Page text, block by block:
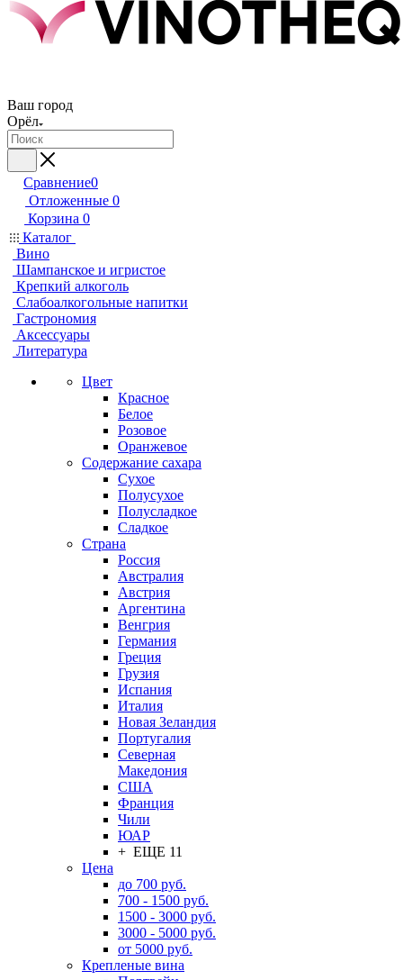
Ваш город
Орёл
Сравнение0
Отложенные 0
Корзина 0
Каталог
Вино
Шампанское и игристое
Крепкий алкоголь
Слабоалкогольные напитки
Гастрономия
Аксессуары
Литература
Цвет
Красное
Белое
Розовое
Оранжевое
Содержание сахара
Сухое
Полусухое
Полусладкое
Сладкое
Страна
Россия
Австралия
Австрия
Аргентина
Венгрия
Германия
Греция
Грузия
Испания
Италия
Новая Зеландия
Португалия
Северная
Македония
США
Франция
Чили
ЮАР
+ ЕЩЕ 11
Цена
до 700 руб.
700 - 1500 руб.
1500 - 3000 руб.
3000 - 5000 руб.
от 5000 руб.
Крепленые вина